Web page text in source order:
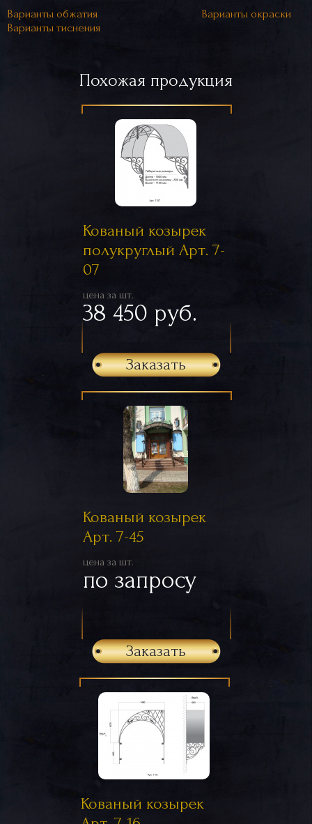
Варианты обжатия
Варианты окраски
Варианты тиснения
Похожая продукция
Кованый козырек
полукруглый Арт. 7-
07
цена за шт.
38 450 руб.
Заказать
Кованый козырек
Арт. 7-45
цена за шт.
по запросу
Заказать
Кованый козырек